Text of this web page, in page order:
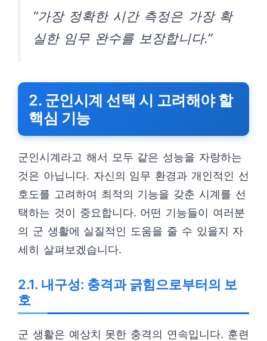
“가장 정확한 시간 측정은 가장 확
실한 임무 완수를 보장합니다.”
2. 군인시계 선택 시 고려해야 할
핵심 기능
군인시계라고 해서 모두 같은 성능을 자랑하는
것은 아닙니다. 자신의 임무 환경과 개인적인 선
호도를 고려하여 최적의 기능을 갖춘 시계를 선
택하는 것이 중요합니다. 어떤 기능들이 여러분
의 군 생활에 실질적인 도움을 줄 수 있을지 자
세히 살펴보겠습니다.
2.1. 내구성: 충격과 긁힘으로부터의 보
호
군 생활은 예상치 못한 충격의 연속입니다. 훈련